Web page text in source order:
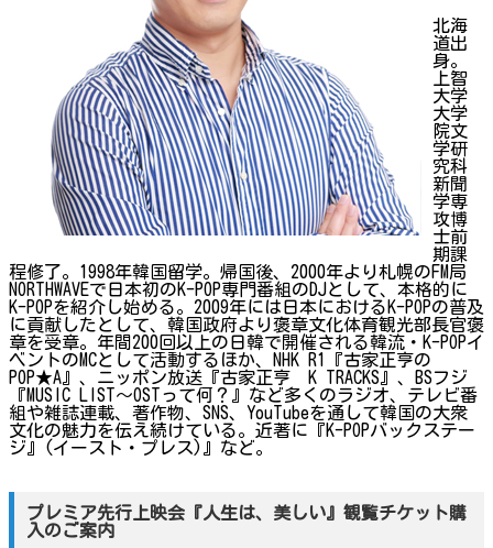
北海
道出
身。
上智
大学
大学
院文
学研
究科
新聞
学専
攻博
士前
期課
程修了。1998年韓国留学。帰国後、2000年より札幌のFM局
NORTHWAVEで日本初のK-POP専門番組のDJとして、本格的に
K-POPを紹介し始める。2009年には日本におけるK-POPの普及
に貢献したとして、韓国政府より褒章文化体育観光部長官褒
章を受章。年間200回以上の日韓で開催される韓流・K-POPイ
ベントのMCとして活動するほか、NHK R1『古家正亨の
POP★A』、ニッポン放送『古家正亨 K TRACKS』、BSフジ
『MUSIC LIST～OSTって何？』など多くのラジオ、テレビ番
組や雑誌連載、著作物、SNS、YouTubeを通して韓国の大衆
文化の魅力を伝え続けている。近著に『K-POPバックステー
ジ』(イースト・プレス)』など。
プレミア先行上映会『人生は、美しい』観覧チケット購
入のご案内